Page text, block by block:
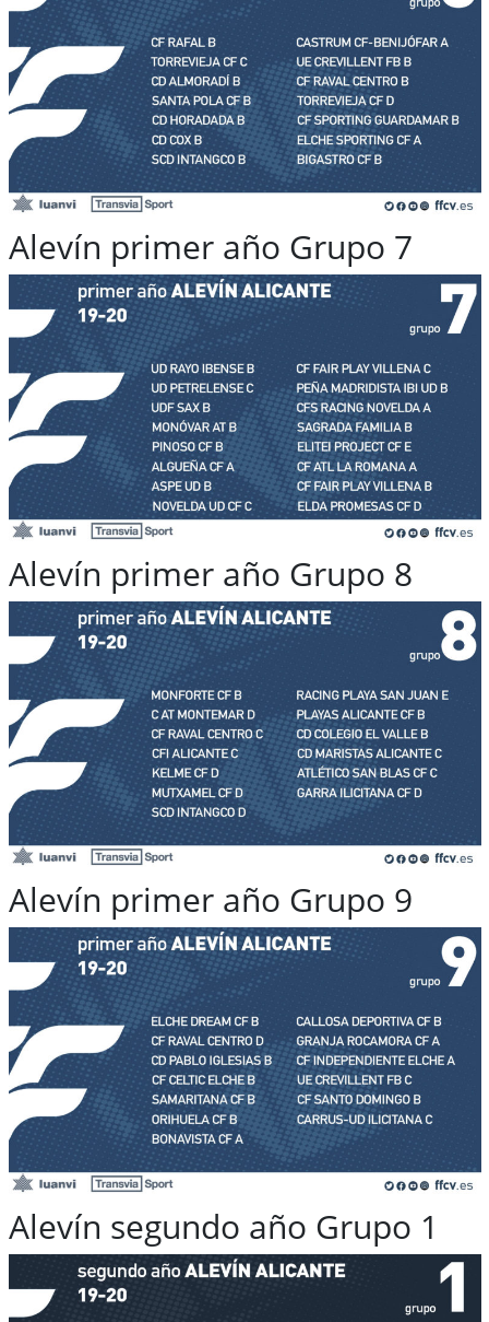
Alevín primer año Grupo 7
Alevín primer año Grupo 8
Alevín primer año Grupo 9
Alevín segundo año Grupo 1